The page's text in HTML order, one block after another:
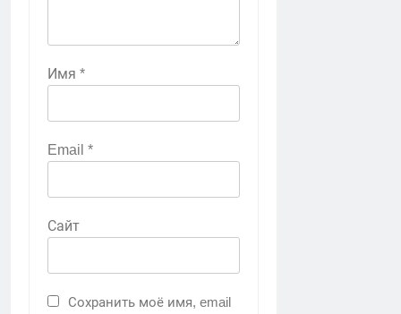
Имя *
Email *
Сайт
Сохранить моё имя, email